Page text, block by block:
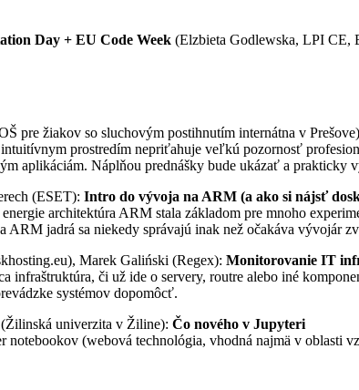
Day + EU Code Week (Elzbieta Godlewska, LPI CE,
pre žiakov so sluchovým postihnutím internátna v
prostredím nepriťahuje veľkú pozornosť
aplikáciám. Náplňou prednášky bude ukázať a prakticky
(ESET): Intro do vývoja na ARM (a ako si nájsť
architektúra ARM stala základom pre mnoho
ARM jadrá sa niekedy správajú inak než očakáva vývojár
Marek Galiński (Regex): Monitorovanie IT
infraštruktúra, či už ide o servery, routre alebo iné
systémov dopomôcť.
univerzita v Žiline): Čo nového v Jupyteri
notebookov (webová technológia, vhodná najmä v oblasti